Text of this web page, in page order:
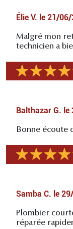
Élie V. le 21/06/
Malgré mon
technicien a
Balthazar G. le
Bonne écoute
Samba C. le
Plombier
réparée